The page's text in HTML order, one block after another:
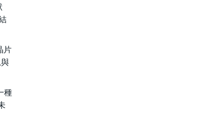
片
種